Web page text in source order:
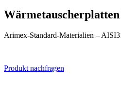
Arimex-Standard-Materialien –
Produkt nachfragen